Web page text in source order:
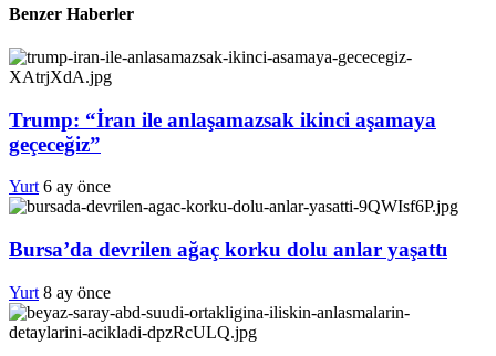
Benzer Haberler
Trump: “İran ile anlaşamazsak ikinci aşamaya
geçeceğiz”
Yurt 6 ay önce
Bursa’da devrilen ağaç korku dolu anlar yaşattı
Yurt 8 ay önce